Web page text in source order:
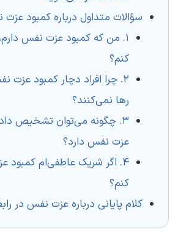
سؤالات متداول درباره کمبود
۱. من که کمبود عزت نفس
کنم؟
۲. چرا افراد دچار کمبود عزت
رها نمی‌کنند؟
۳. چگونه می‌توان تشخیص
عزت نفس دارد؟
۴. اگر شریک عاطفی‌ام کمبود
کنم؟
کلام پایانی درباره عزت نفس در